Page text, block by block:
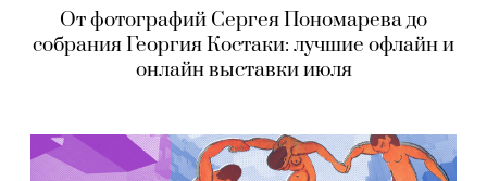
От фотографий Сергея Пономарева до
собрания Георгия Костаки: лучшие офлайн и
онлайн выставки июля